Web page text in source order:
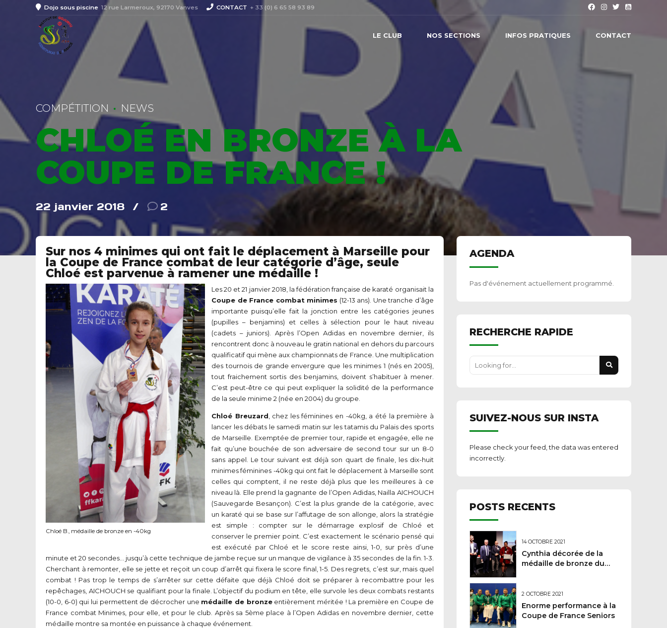
Dojo sous piscine 12 rue Larmeroux, 92170 Vanves CONTACT + 33 (0) 6 65 58 93 89
LE CLUB NOS SECTIONS INFOS PRATIQUES CONTACT
COMPÉTITION NEWS
CHLOÉ EN BRONZE À LA
COUPE DE FRANCE !
22 janvier 2018 2
Sur nos 4 minimes qui ont fait le déplacement à Marseille pour
la Coupe de France combat de leur catégorie d’âge, seule
Chloé est parvenue à ramener une médaille !
Chloé B., médaille de bronze en -40kg
Les 20 et 21 janvier 2018, la fédération française de karaté organisait la
Coupe de France combat minimes (12-13 ans). Une tranche d’âge
importante puisqu’elle fait la jonction entre les catégories jeunes
(pupilles – benjamins) et celles à sélection pour le haut niveau
(cadets – juniors). Après l’Open Adidas en novembre dernier, ils
rencontrent donc à nouveau le gratin national en dehors du parcours
qualificatif qui mène aux championnats de France. Une multiplication
des tournois de grande envergure que les minimes 1 (nés en 2005),
tout fraichement sortis des benjamins, doivent s’habituer à mener.
C’est peut-être ce qui peut expliquer la solidité de la performance
de la seule minime 2 (née en 2004) du groupe.
Chloé Breuzard , chez les féminines en -40kg, a été la première à
lancer les débats le samedi matin sur les tatamis du Palais des sports
de Marseille. Exemptée de premier tour, rapide et engagée, elle ne
fait qu’une bouchée de son adversaire de second tour sur un 8-0
sans appel. Le tour suivant est déjà son quart de finale, les dix-huit
minimes féminines -40kg qui ont fait le déplacement à Marseille sont
celles qui comptent, il ne reste déjà plus que les meilleures à ce
niveau là. Elle prend la gagnante de l’Open Adidas, Nailla AICHOUCH
(Sauvegarde Besançon). C’est la plus grande de la catégorie, avec
un karaté qui se base sur l’affutage de son allonge, alors la stratégie
est simple : compter sur le démarrage explosif de Chloé et
conserver le premier point. C’est exactement le scénario pensé qui
est exécuté par Chloé et le score reste ainsi, 1-0, sur près d’une
minute et 20 secondes… jusqu’à cette technique de jambe reçue sur un manque de vigilance à 35 secondes de la fin. 1-3.
Cherchant à remonter, elle se jette et reçoit un coup d’arrêt qui fixera le score final, 1-5. Des regrets, c’est sur, mais quel
combat ! Pas trop le temps de s’arrêter sur cette défaite que déjà Chloé doit se préparer à recombattre pour les
repêchages, AICHOUCH se qualifiant pour la finale. L’objectif du podium en tête, elle survole les deux combats restants
(10-0, 6-0) qui lui permettent de décrocher une médaille de bronzeentièrement méritée ! La première en Coupe de
France combat Minimes, pour elle, et pour le club. Après sa 5ème place à l’Open Adidas en novembre dernier, cette
médaille montre sa montée en puissance à chaque événement.
AGENDA
Pas d'événement actuellement programmé.
RECHERCHE RAPIDE
SUIVEZ-NOUS SUR INSTA
Please check your feed, the data was entered
incorrectly.
POSTS RECENTS
14 OCTOBRE 2021
Cynthia décorée de la
médaille de bronze du
2 OCTOBRE 2021
Enorme performance à la
Coupe de France Seniors